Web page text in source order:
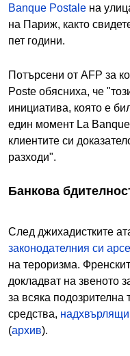
Banque Postale на
на Париж, както
пет години.
Потърсени от AFP за
Poste обясниха, че
инициатива, която е
един момент La
клиентите си
разходи".
Банкова
След джихадистките
законодателния си
на тероризма.
докладват на звеното
за всяка
средства,
(архив).